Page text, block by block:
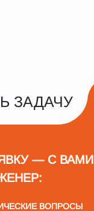
ЗАДАЧУ
— С ВАМИ
ВОПРОСЫ